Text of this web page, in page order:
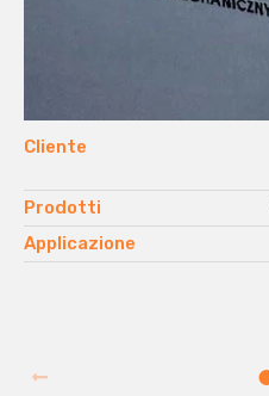
Cliente
Prodotti
Applicazione